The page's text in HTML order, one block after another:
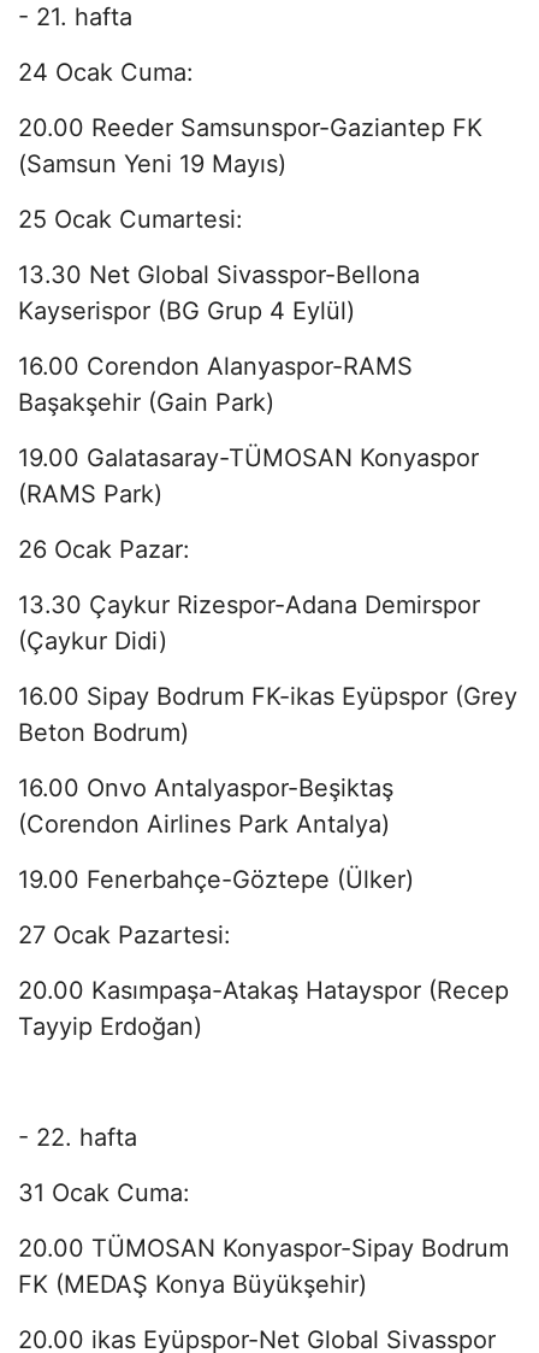
- 21. hafta
24 Ocak Cuma:
20.00 Reeder Samsunspor-Gaziantep FK
(Samsun Yeni 19 Mayıs)
25 Ocak Cumartesi:
13.30 Net Global Sivasspor-Bellona
Kayserispor (BG Grup 4 Eylül)
16.00 Corendon Alanyaspor-RAMS
Başakşehir (Gain Park)
19.00 Galatasaray-TÜMOSAN Konyaspor
(RAMS Park)
26 Ocak Pazar:
13.30 Çaykur Rizespor-Adana Demirspor
(Çaykur Didi)
16.00 Sipay Bodrum FK-ikas Eyüpspor (Grey
Beton Bodrum)
16.00 Onvo Antalyaspor-Beşiktaş
(Corendon Airlines Park Antalya)
19.00 Fenerbahçe-Göztepe (Ülker)
27 Ocak Pazartesi:
20.00 Kasımpaşa-Atakaş Hatayspor (Recep
Tayyip Erdoğan)
- 22. hafta
31 Ocak Cuma:
20.00 TÜMOSAN Konyaspor-Sipay Bodrum
FK (MEDAŞ Konya Büyükşehir)
20.00 ikas Eyüpspor-Net Global Sivasspor